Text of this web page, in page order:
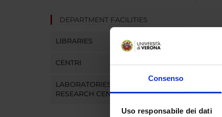
Consenso
Uso responsabile dei dati
DEPARTMENT FACILITIES
LIBRARIES
CENTRI
LABORATORIES AND
RESEARCH CENTRES
Per
Trento:
http://
Per
Trento: